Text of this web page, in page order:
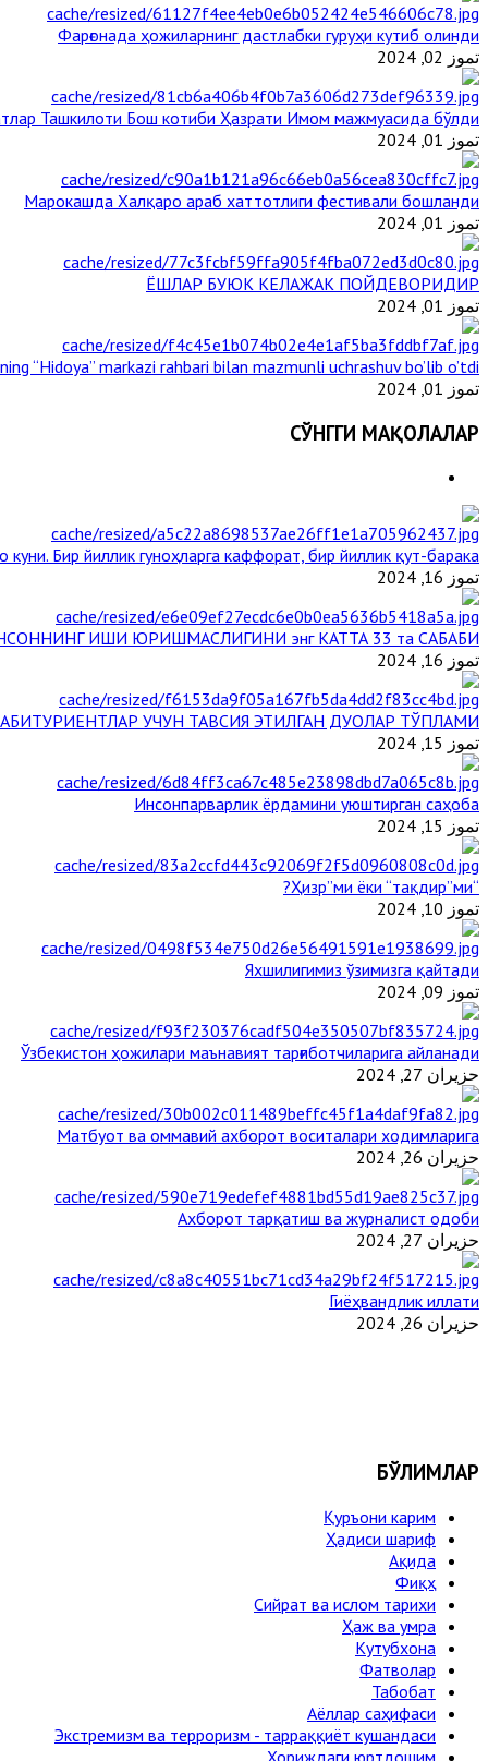
Фарғонада ҳожиларнинг дастлабки гуруҳи кутиб олинди
تموز 02, 2024
Ташкилоти Бош котиби Ҳазрати Имом мажмуасида бўлди
تموز 01, 2024
Марокашда Халқаро араб хаттотлиги фестивали бошланди
تموز 01, 2024
ЁШЛАР БУЮК КЕЛАЖАК ПОЙДЕВОРИДИР
تموز 01, 2024
“Hidoya” markazi rahbari bilan mazmunli uchrashuv bo’lib o’tdi
تموز 01, 2024
СЎНГГИ МАҚОЛАЛАР
Бир йиллик гуноҳларга каффорат, бир йиллик қут-барака
تموز 16, 2024
ИШИ ЮРИШМАСЛИГИНИ энг КАТТА 33 та САБАБИ
تموز 16, 2024
АБИТУРИЕНТЛАР УЧУН ТАВСИЯ ЭТИЛГАН ДУОЛАР ТЎПЛАМИ
تموز 15, 2024
Инсонпарварлик ёрдамини уюштирган саҳоба
تموز 15, 2024
“Ҳизр”ми ёки “тақдир”ми?
تموز 10, 2024
Яхшилигимиз ўзимизга қайтади
تموز 09, 2024
Ўзбекистон ҳожилари маънавият тарғиботчиларига айланади
حزيران 27, 2024
Матбуот ва оммавий ахборот воситалари ходимларига
حزيران 26, 2024
Ахборот тарқатиш ва журналист одоби
حزيران 27, 2024
Гиёҳвандлик иллати
حزيران 26, 2024
БЎЛИМЛАР
Қуръони карим
Ҳадиси шариф
Ақида
Фиқҳ
Сийрат ва ислом тарихи
Ҳаж ва умра
Кутубхона
Фатволар
Табобат
Аёллар саҳифаси
Экстремизм ва терроризм - тарраққиёт кушандаси
Хориждаги юртдошим